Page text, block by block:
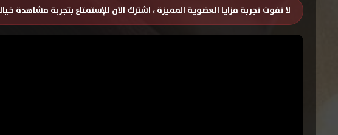
لا تفوت تجربة مزايا العضوية المميزة ، اشترك الان للإستمتاع بتجربة مشاهدة